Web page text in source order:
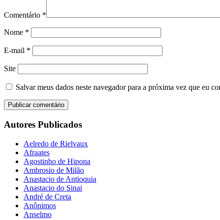
Comentário *
Nome *
E-mail *
Site
Salvar meus dados neste navegador para a próxima vez que eu
Autores Publicados
Aelredo de Rielvaux
Afraates
Agostinho de Hipona
Ambrosio de Milão
Anastacio de Antioquia
Anastacio do Sinai
André de Creta
Anônimos
Anselmo